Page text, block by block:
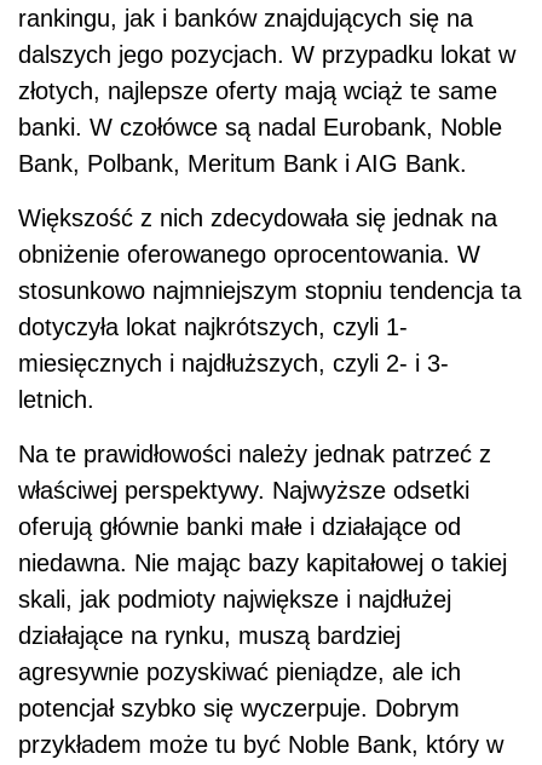
rankingu, jak i banków znajdujących się na
dalszych jego pozycjach. W przypadku lokat w
złotych, najlepsze oferty mają wciąż te same
banki. W czołówce są nadal Eurobank, Noble
Bank, Polbank, Meritum Bank i AIG Bank.
Większość z nich zdecydowała się jednak na
obniżenie oferowanego oprocentowania. W
stosunkowo najmniejszym stopniu tendencja ta
dotyczyła lokat najkrótszych, czyli 1-
miesięcznych i najdłuższych, czyli 2- i 3-
letnich.
Na te prawidłowości należy jednak patrzeć z
właściwej perspektywy. Najwyższe odsetki
oferują głównie banki małe i działające od
niedawna. Nie mając bazy kapitałowej o takiej
skali, jak podmioty największe i najdłużej
działające na rynku, muszą bardziej
agresywnie pozyskiwać pieniądze, ale ich
potencjał szybko się wyczerpuje. Dobrym
przykładem może tu być Noble Bank, który w